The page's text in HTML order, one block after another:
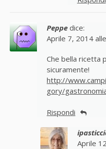
Peppe dice:
Aprile 7, 2014
Che bella ricetta
sicuramente!
http://
gory/
Rispondi
Aprile